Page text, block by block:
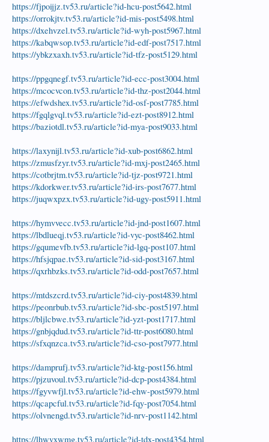
https://fjpoijjz.tv53.ru/article?id-hcu-post5642.html
https://orrokjtv.tv53.ru/article?id-mis-post5498.html
https://dxehvzel.tv53.ru/article?id-wyh-post5967.html
https://kabqwsop.tv53.ru/article?id-edf-post7517.html
https://ybkzxaxh.tv53.ru/article?id-tfz-post5129.html
https://ppgqnegf.tv53.ru/article?id-ecc-post3004.html
https://mcocvcon.tv53.ru/article?id-thz-post2044.html
https://efwdshex.tv53.ru/article?id-osf-post7785.html
https://fgqlgvql.tv53.ru/article?id-ezt-post8912.html
https://baziotdl.tv53.ru/article?id-mya-post9033.html
https://laxynijl.tv53.ru/article?id-xub-post6862.html
https://zmusfzyr.tv53.ru/article?id-mxj-post2465.html
https://cotbrjtm.tv53.ru/article?id-tjz-post9721.html
https://kdorkwer.tv53.ru/article?id-irs-post7677.html
https://juqwxpzx.tv53.ru/article?id-ugy-post5911.html
https://hymvvecc.tv53.ru/article?id-jnd-post1607.html
https://lbdlueqj.tv53.ru/article?id-vyc-post8462.html
https://gqumevfb.tv53.ru/article?id-lgq-post107.html
https://hfsjqpae.tv53.ru/article?id-sid-post3167.html
https://qxrhbzks.tv53.ru/article?id-odd-post7657.html
https://mtdszcrd.tv53.ru/article?id-ciy-post4839.html
https://peonrbub.tv53.ru/article?id-sbc-post5197.html
https://bljlcbwe.tv53.ru/article?id-yzt-post1717.html
https://gnbjqdud.tv53.ru/article?id-ttr-post6080.html
https://sfxqnzca.tv53.ru/article?id-cso-post7977.html
https://damprufj.tv53.ru/article?id-ktg-post156.html
https://pjzuvoul.tv53.ru/article?id-dcp-post4384.html
https://fgyvwfjl.tv53.ru/article?id-ehw-post5979.html
https://qcapcful.tv53.ru/article?id-fqy-post7054.html
https://olvnengd.tv53.ru/article?id-nrv-post1142.html
https://lhwvxwmg.tv53.ru/article?id-tdx-post4354.html